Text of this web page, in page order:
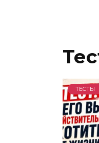
ТЕСТЫ